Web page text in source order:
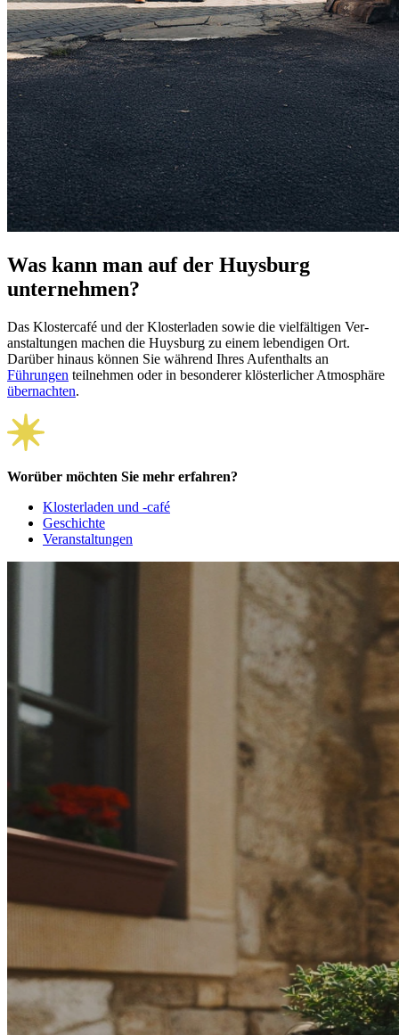
Was kann man auf der Huysburg
unternehmen?
Das Kloster­café und der Kloster­laden sowie die vielfältigen Ver­
anstal­tungen machen die Huysburg zu einem lebendigen Ort.
Darüber hinaus können Sie während Ihres Aufenthalts an
Führungen teilnehmen oder in besonderer klöster­licher Atmosphäre
übernachten.
Worüber möchten Sie mehr erfahren?
Klosterladen und -café
Geschichte
Veranstaltungen